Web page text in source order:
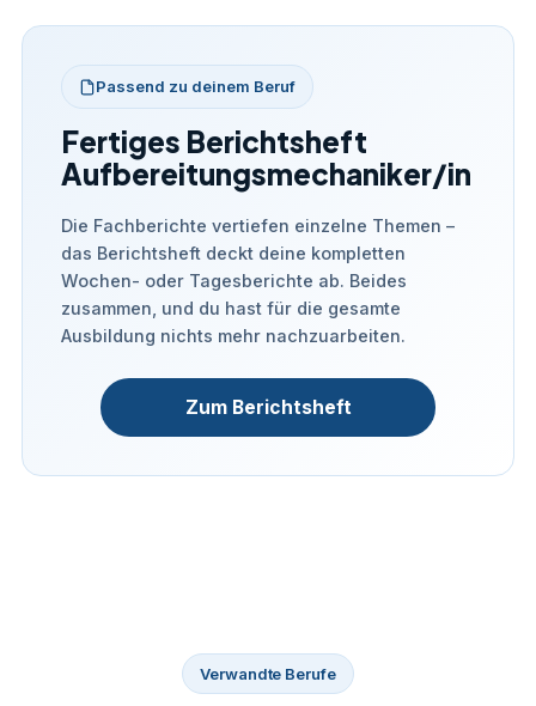
Passend zu deinem Beruf
Fertiges Berichtsheft
Aufbereitungsmechaniker/in
Die Fachberichte vertiefen einzelne Themen –
das Berichtsheft deckt deine kompletten
Wochen- oder Tagesberichte ab. Beides
zusammen, und du hast für die gesamte
Ausbildung nichts mehr nachzuarbeiten.
Zum Berichtsheft
Verwandte Berufe